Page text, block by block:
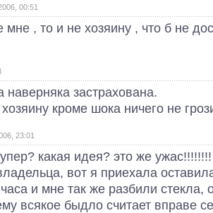
00:51
мне , то и не хозяину , что б не
наверняка застрахована.
хозяину кроме шока ничего не
23:01
какая идея? это же
вот я приехала
и мне так же разбили стекла,
всякое быдло считает вправе